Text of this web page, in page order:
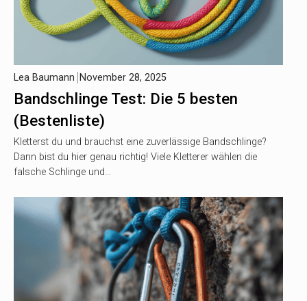
Bandschlinge Test: Die 5 besten
(Bestenliste)
Lea Baumann November 28, 2025
Kletterst du und brauchst eine zuverlässige Bandschlinge?
Dann bist du hier genau richtig! Viele Kletterer wählen die
falsche Schlinge und…